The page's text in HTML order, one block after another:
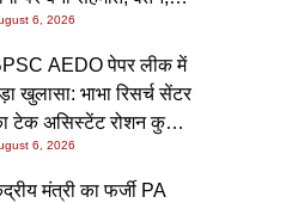
और बोनस पर मिला
6, 2026
AEDO पेपर लीक में
खुलासा: भाभा रिसर्च सेंटर
टेक असिस्टेंट रोशन कुमार
में, पटना लाकर होगी
6, 2026
मंत्री का फर्जी PA